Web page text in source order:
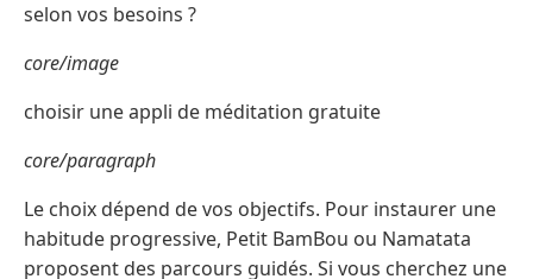
selon vos besoins ?
core/image
choisir une appli de méditation gratuite
core/paragraph
Le choix dépend de vos objectifs. Pour instaurer une
habitude progressive, Petit BamBou ou Namatata
proposent des parcours guidés. Si vous cherchez une